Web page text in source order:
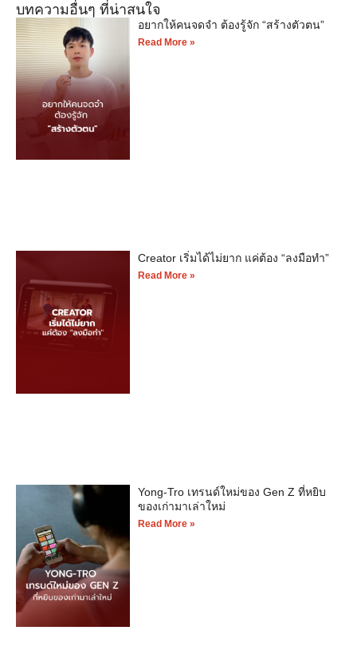
บทความอื่นๆ ที่น่าสนใจ
อยากให้คนจดจำ ต้องรู้จัก “สร้างตัวตน”
Read More »
Creator เริ่มได้ไม่ยาก แค่ต้อง “ลงมือทำ”
Read More »
Yong-Tro เทรนด์ใหม่ของ Gen Z ที่หยิบ
ของเก่ามาเล่าใหม่
Read More »